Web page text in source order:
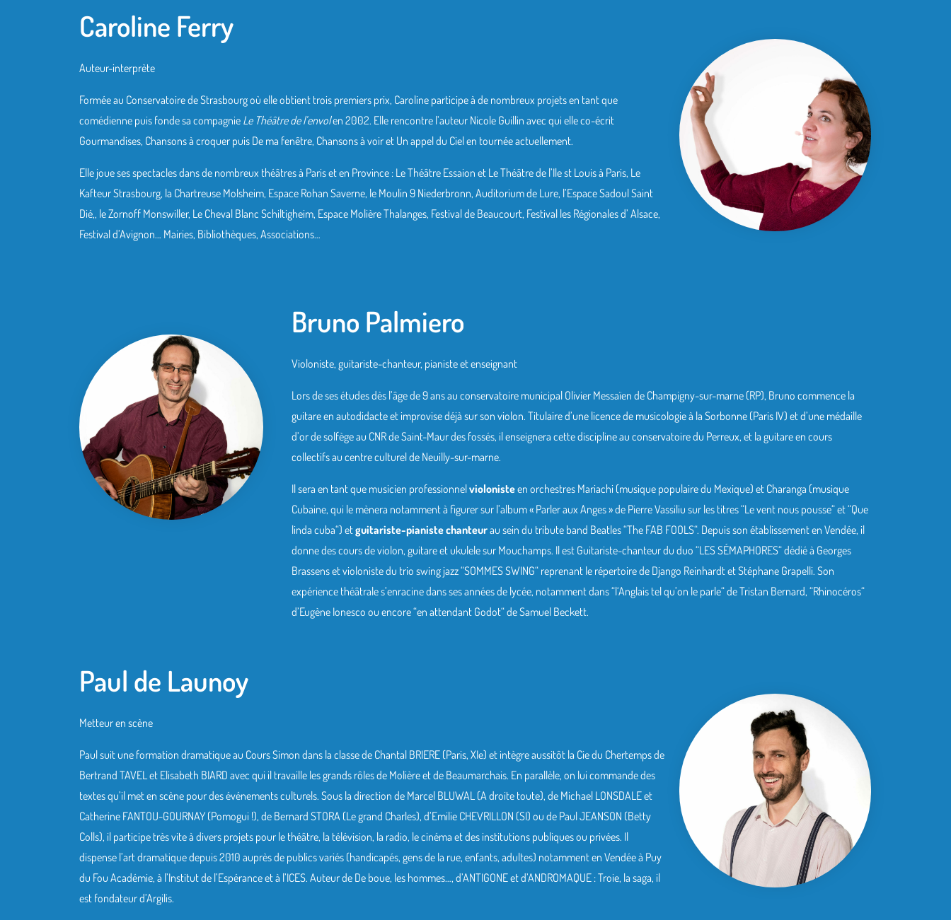
Caroline Ferry
Auteur-interprète
Formée au Conservatoire de Strasbourg où elle obtient trois premiers prix, Caroline participe à de nombreux projets en tant que
comédienne puis fonde sa compagnie Le Théâtre de l’envolen 2002. Elle rencontre l’auteur Nicole Guillin avec qui elle co-écrit
Gourmandises, Chansons à croquer puis De ma fenêtre, Chansons à voir et Un appel du Ciel en tournée actuellement.
Elle joue ses spectacles dans de nombreux théâtres à Paris et en Province : Le Théâtre Essaion et Le Théâtre de l’Ile st Louis à Paris, Le
Kafteur Strasbourg, la Chartreuse Molsheim, Espace Rohan Saverne, le Moulin 9 Niederbronn, Auditorium de Lure, l’Espace Sadoul Saint
Dié,, le Zornoff Monswiller, Le Cheval Blanc Schiltigheim, Espace Molière Thalanges, Festival de Beaucourt, Festival les Régionales d’ Alsace,
Festival d’Avignon… Mairies, Bibliothèques, Associations…
Bruno Palmiero
Violoniste, guitariste-chanteur, pianiste et enseignant
Lors de ses études dès l’âge de 9 ans au conservatoire municipal Olivier Messaïen de Champigny-sur-marne (RP), Bruno commence la
guitare en autodidacte et improvise déjà sur son violon. Titulaire d’une licence de musicologie à la Sorbonne (Paris IV) et d’une médaille
d’or de solfège au CNR de Saint-Maur des fossés, il enseignera cette discipline au conservatoire du Perreux, et la guitare en cours
collectifs au centre culturel de Neuilly-sur-marne.
Il sera en tant que musicien professionnelviolonisteen orchestres Mariachi (musique populaire du Mexique) et Charanga (musique
Cubaine, qui le mènera notamment à figurer sur l’album « Parler aux Anges » de Pierre Vassiliu sur les titres “Le vent nous pousse“ et “Que
linda cuba“) etguitariste-pianiste chanteurau sein du tribute band Beatles “The FAB FOOLS“. Depuis son établissement en Vendée, il
donne des cours de violon, guitare et ukulele sur Mouchamps. Il est Guitariste-chanteur du duo “LES SÉMAPHORES“ dédié à Georges
Brassens et violoniste du trio swing jazz “SOMMES SWING“ reprenant le répertoire de Django Reinhardt et Stéphane Grapelli. Son
expérience théâtrale s’enracine dans ses années de lycée, notamment dans “l‘Anglais tel qu’on le parle“ de Tristan Bernard, “Rhinocéros“
d’Eugène Ionesco ou encore “en attendant Godot“ de Samuel Beckett.
Paul de Launoy
Metteur en scène
Paul suit une formation dramatique au Cours Simon dans la classe de Chantal BRIERE (Paris, XIe) et intègre aussitôt la Cie du Chertemps de
Bertrand TAVEL et Elisabeth BIARD avec qui il travaille les grands rôles de Molière et de Beaumarchais. En parallèle, on lui commande des
textes qu’il met en scène pour des événements culturels. Sous la direction de Marcel BLUWAL (A droite toute), de Michael LONSDALE et
Catherine FANTOU-GOURNAY (Pomogui !), de Bernard STORA (Le grand Charles), d’Emilie CHEVRILLON (SI) ou de Paul JEANSON (Betty
Colls), il participe très vite à divers projets pour le théâtre, la télévision, la radio, le cinéma et des institutions publiques ou privées. Il
dispense l’art dramatique depuis 2010 auprès de publics variés (handicapés, gens de la rue, enfants, adultes) notamment en Vendée à Puy
du Fou Académie, à l’Institut de l’Espérance et à l’ICES. Auteur de De boue, les hommes…, d’ANTIGONE et d’ANDROMAQUE : Troie, la saga, il
est fondateur d’Argilis.